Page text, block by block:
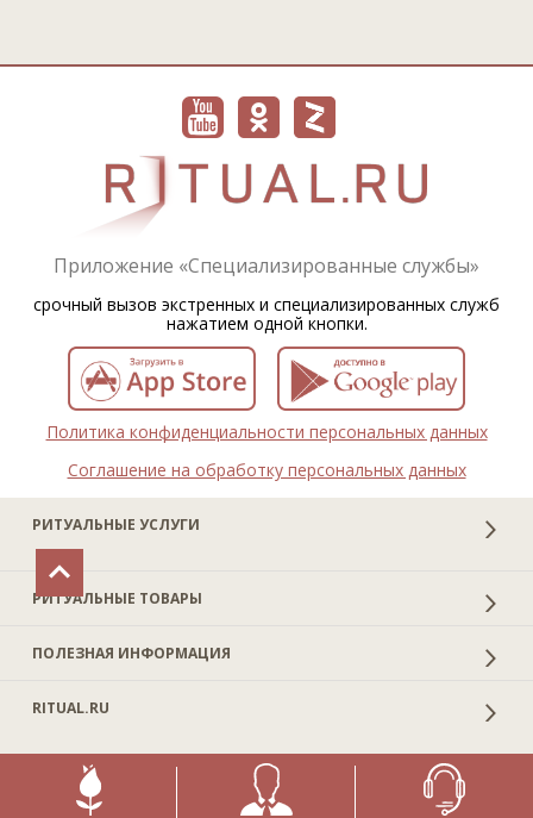
РИТУАЛЬНЫЕ УСЛУГИ
РИТУАЛЬНЫЕ ТОВАРЫ
ПОЛЕЗНАЯ ИНФОРМАЦИЯ
RITUAL.RU
Приложение «Специализированные службы»
срочный вызов экстренных и специализированных служб
нажатием одной кнопки.
Политика конфиденциальности персональных данных
Соглашение на обработку персональных данных